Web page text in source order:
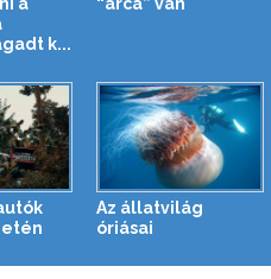
k...
Az állatvilág
óriásai